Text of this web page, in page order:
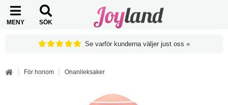
MENY SÖK
Se varför kunderna väljer just oss »
För honom Onanileksaker